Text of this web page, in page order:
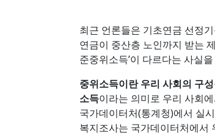
최근 언론들은 기초연금 선정
연금이 중산층 노인까지 받는
준중위소득’이 다르다는 사실
중위소득이란 우리 사회의 구
소득이라는 의미로 우리 사회
국가데이터처(통계청)에서 실
복지조사는 국가데이터처에서